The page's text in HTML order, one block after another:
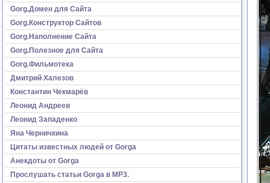
Gorg.Домен для Сайта
Gorg.Конструктор Сайтов
Gorg.Наполнение Сайта
Gorg.Полезное для Сайта
Gorg.Фильмотека
Дмитрий Халезов
Константин Чекмарёв
Леонид Андреев
Леонид Западенко
Яна Черничкина
Цитаты известных людей от Gorga
Анекдоты от Gorga
Прослушать статьи Gorga в МР3.